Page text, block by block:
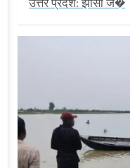
उत्तर प्रदेश: झांसी जे�